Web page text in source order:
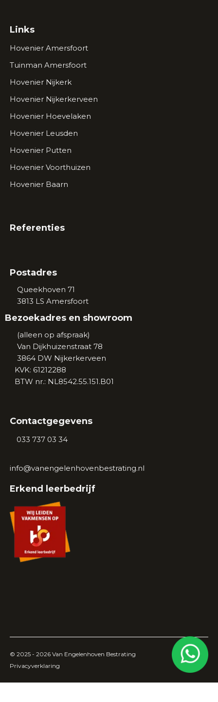
Links
Hovenier Amersfoort
Tuinman Amersfoort
Hovenier Nijkerk
Hovenier Nijkerkerveen
Hovenier Hoevelaken
Hovenier Leusden
Hovenier Putten
Hovenier Voorthuizen
Hovenier Baarn
Referenties
Postadres
Queekhoven 71
3813 LS Amersfoort
Bezoekadres en showroom
(alleen op afspraak)
Van Dijkhuizenstraat 78
3864 DW Nijkerkerveen
KVK: 61212288
BTW nr.: NL8542.55.151.B01
Contactgegevens
033 737 03 34
info@vanengelenhovenbestrating.nl
Erkend leerbedrijf
© 2025 - 2026 Van Engelenhoven Bestrating
Privacyverklaring